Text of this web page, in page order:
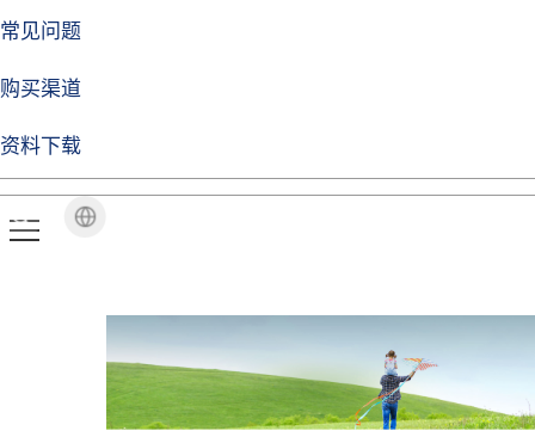
常见问题
购买渠道
资料下载
益达注册Life
品牌视角